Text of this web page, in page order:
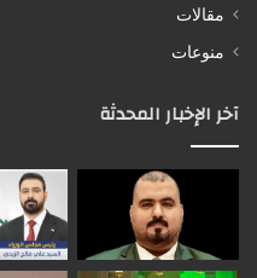
مقالات
منوعات
آخر الإخبار المحدثة